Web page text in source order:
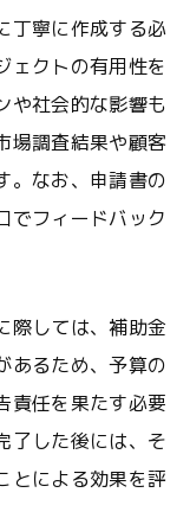
丁寧に作成する必
ェクトの有用性を
や社会的な影響も
場調査結果や顧客
。なお、申請書の
でフィードバック
際しては、補助金
あるため、予算の
責任を果たす必要
了した後には、そ
とによる効果を評